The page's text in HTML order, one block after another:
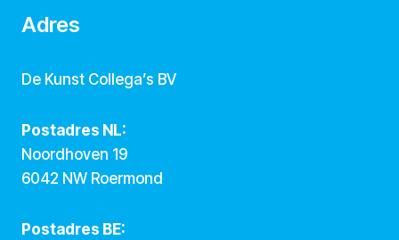
Adres
De Kunst Collega’s BV
Postadres NL:
Noordhoven 19
6042 NW Roermond
Postadres BE: